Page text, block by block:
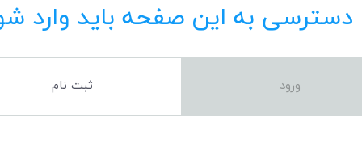
دسترسی به این صفحه باید وارد
ورود ثبت نام